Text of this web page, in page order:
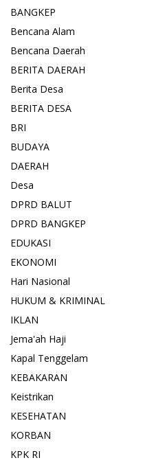
BANGKEP
Bencana Alam
Bencana Daerah
BERITA DAERAH
Berita Desa
BERITA DESA
BRI
BUDAYA
DAERAH
Desa
DPRD BALUT
DPRD BANGKEP
EDUKASI
EKONOMI
Hari Nasional
HUKUM & KRIMINAL
IKLAN
Jema'ah Haji
Kapal Tenggelam
KEBAKARAN
Keistrikan
KESEHATAN
KORBAN
KPK RI